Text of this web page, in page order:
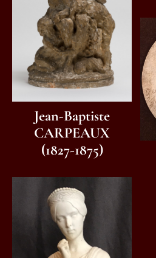
Jean-Baptiste
CARPEAUX
(1827-1875)